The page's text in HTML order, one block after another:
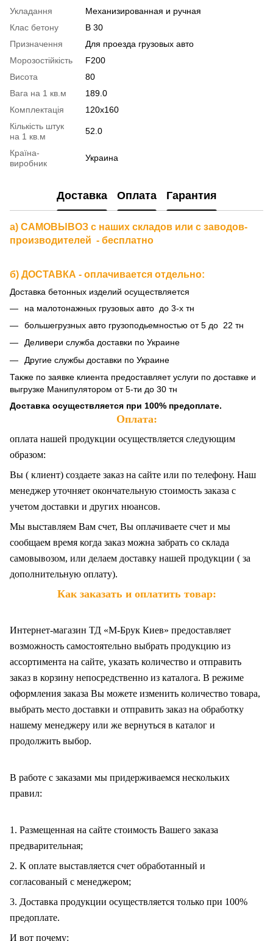
Укладання
Механизированная и ручная
Клас бетону
В 30
Призначення
Для проезда грузовых авто
Морозостійкість
F200
Висота
80
Вага на 1 кв.м
189.0
Комплектація
120х160
Кількість штук
на 1 кв.м
52.0
Країна-
виробник
Украина
Доставка Оплата Гарантия
а) САМОВЫВОЗ с наших складов или с заводов-
производителей - бесплатно
б) ДОСТАВКА - оплачивается отдельно:
Доставка бетонных изделий осуществляется
на малотонажных грузовых авто до 3-х тн
большегрузных авто грузоподьемностью от 5 до 22 тн
Деливери служба доставки по Украине
Другие службы доставки по Украине
Также по заявке клиента предоставляет услуги по доставке и
выгрузке Манипулятором от 5-ти до 30 тн
Доставка осуществляется при 100% предоплате.
Оплата:
оплата нашей продукции осуществляется следующим
образом:
Вы ( клиент) создаете заказ на сайте или по телефону. Наш
менеджер уточняет окончательную стоимость заказа с
учетом доставки и других нюансов.
Мы выставляем Вам счет, Вы оплачиваете счет и мы
сообщаем время когда заказ можна забрать со склада
самовывозом, или делаем доставку нашей продукции ( за
дополнительную оплату).
Как заказать и оплатить товар:
Интернет-магазин ТД «М-Брук Киев» предоставляет
возможность самостоятельно выбрать продукцию из
ассортимента на сайте, указать количество и отправить
заказ в корзину непосредственно из каталога. В режиме
оформления заказа Вы можете изменить количество товара,
выбрать место доставки и отправить заказ на обработку
нашему менеджеру или же вернуться в каталог и
продолжить выбор.
В работе с заказами мы придерживаемся нескольких
правил:
1. Размещенная на сайте стоимость Вашего заказа
предварительная;
2. К оплате выставляется счет обработанный и
согласованый с менеджером;
3. Доставка продукции осуществляется только при 100%
предоплате.
И вот почему: